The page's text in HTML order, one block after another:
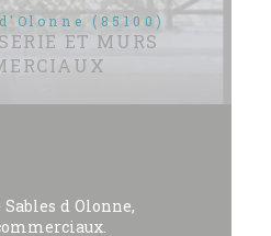
(85100)
ET MURS
d Olonne,